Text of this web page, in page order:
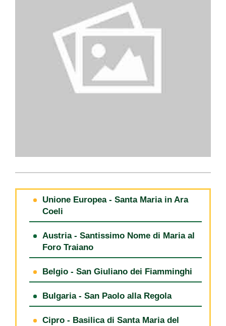
Unione Europea - Santa Maria in Ara
Coeli
Austria - Santissimo Nome di Maria al
Foro Traiano
Belgio - San Giuliano dei Fiamminghi
Bulgaria - San Paolo alla Regola
Cipro - Basilica di Santa Maria del